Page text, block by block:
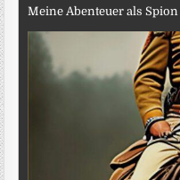
Meine Abenteuer als Spion